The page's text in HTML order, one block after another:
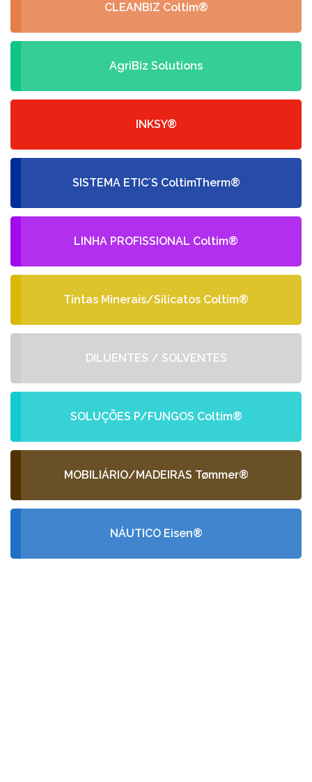
CLEANBIZ Coltim®
AgriBiz Solutions
INKSY®
SISTEMA ETIC´S ColtimTherm®
LINHA PROFISSIONAL Coltim®
Tintas Minerais/Silicatos Coltim®
DILUENTES / SOLVENTES
SOLUÇÕES P/FUNGOS Coltim®
MOBILIÁRIO/MADEIRAS Tømmer®
NÁUTICO Eisen®